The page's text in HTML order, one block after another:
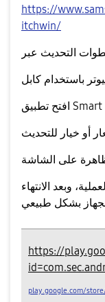
https://
itchwin/
وبعد الانتهاء
https://
play.google.com/